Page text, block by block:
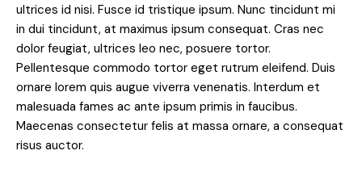
ultrices id nisi. Fusce id tristique ipsum. Nunc tincidunt mi
in dui tincidunt, at maximus ipsum consequat. Cras nec
dolor feugiat, ultrices leo nec, posuere tortor.
Pellentesque commodo tortor eget rutrum eleifend. Duis
ornare lorem quis augue viverra venenatis. Interdum et
malesuada fames ac ante ipsum primis in faucibus.
Maecenas consectetur felis at massa ornare, a consequat
risus auctor.